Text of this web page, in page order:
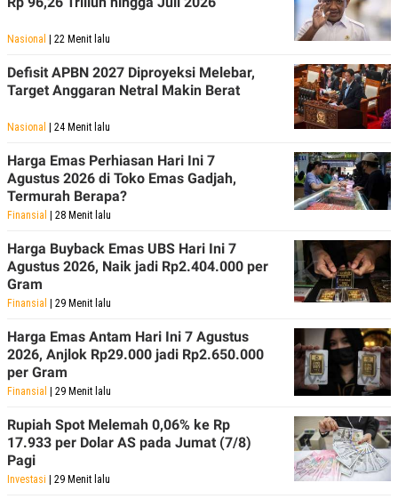
Nasional | 22 Menit lalu
Defisit APBN 2027 Diproyeksi Melebar,
Target Anggaran Netral Makin Berat
Nasional | 24 Menit lalu
Harga Emas Perhiasan Hari Ini 7
Agustus 2026 di Toko Emas Gadjah,
Termurah Berapa?
Finansial | 28 Menit lalu
Harga Buyback Emas UBS Hari Ini 7
Agustus 2026, Naik jadi Rp2.404.000 per
Gram
Finansial | 29 Menit lalu
Harga Emas Antam Hari Ini 7 Agustus
2026, Anjlok Rp29.000 jadi Rp2.650.000
per Gram
Finansial | 29 Menit lalu
Rupiah Spot Melemah 0,06% ke Rp
17.933 per Dolar AS pada Jumat (7/8)
Pagi
Investasi | 29 Menit lalu